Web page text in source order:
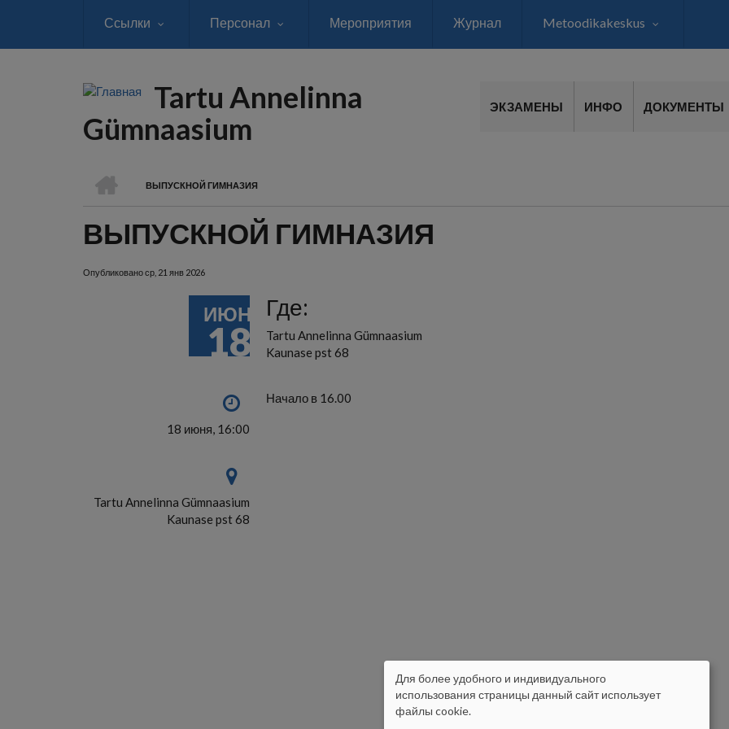
Ссылки Персонал Мероприятия Журнал Metoodikakeskus
Tartu Annelinna
Gümnaasium
ЭКЗАМЕНЫ ИНФО ДОКУМЕНТЫ
СТРОКА
НАВИГАЦИИ
ВЫПУСКНОЙ ГИМНАЗИЯ
ВЫПУСКНОЙ ГИМНАЗИЯ
Опубликованоср, 21 янв 2026
ИЮН
18
18 июня, 16:00
Tartu Annelinna Gümnaasium
Kaunase pst 68
Где:
Tartu Annelinna Gümnaasium
Kaunase pst 68
Начало в 16.00
ISIKUANDMETE
Для более удобного и индивидуального
использования страницы данный сайт использует
файлы cookie.